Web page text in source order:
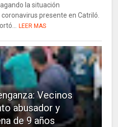
la situación
presente en Catriló.
LEER MAS
Vecinos
abusador y
de 9 años